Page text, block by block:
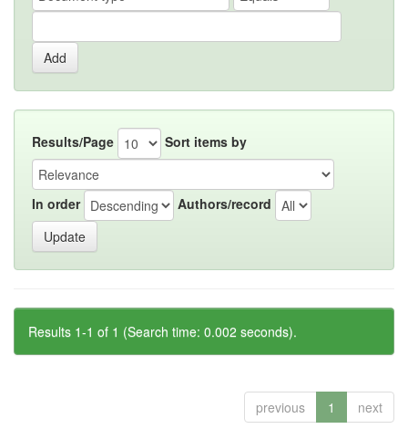
Results/Page Sort items by
In order Authors/record
Results 1-1 of 1 (Search time: 0.002 seconds).
previous 1 next